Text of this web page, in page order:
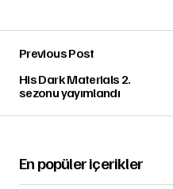
Previous Post
His Dark Materials 2.
sezonu yayımlandı
En popüler içerikler